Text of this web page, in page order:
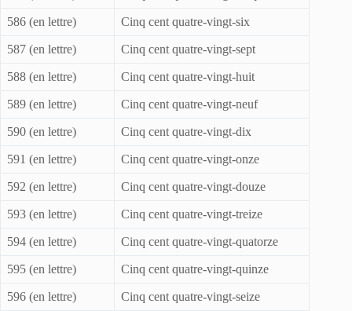
586 (en lettre) Cinq cent quatre-vingt-six
587 (en lettre) Cinq cent quatre-vingt-sept
588 (en lettre) Cinq cent quatre-vingt-huit
589 (en lettre) Cinq cent quatre-vingt-neuf
590 (en lettre) Cinq cent quatre-vingt-dix
591 (en lettre) Cinq cent quatre-vingt-onze
592 (en lettre) Cinq cent quatre-vingt-douze
593 (en lettre) Cinq cent quatre-vingt-treize
594 (en lettre) Cinq cent quatre-vingt-quatorze
595 (en lettre) Cinq cent quatre-vingt-quinze
596 (en lettre) Cinq cent quatre-vingt-seize